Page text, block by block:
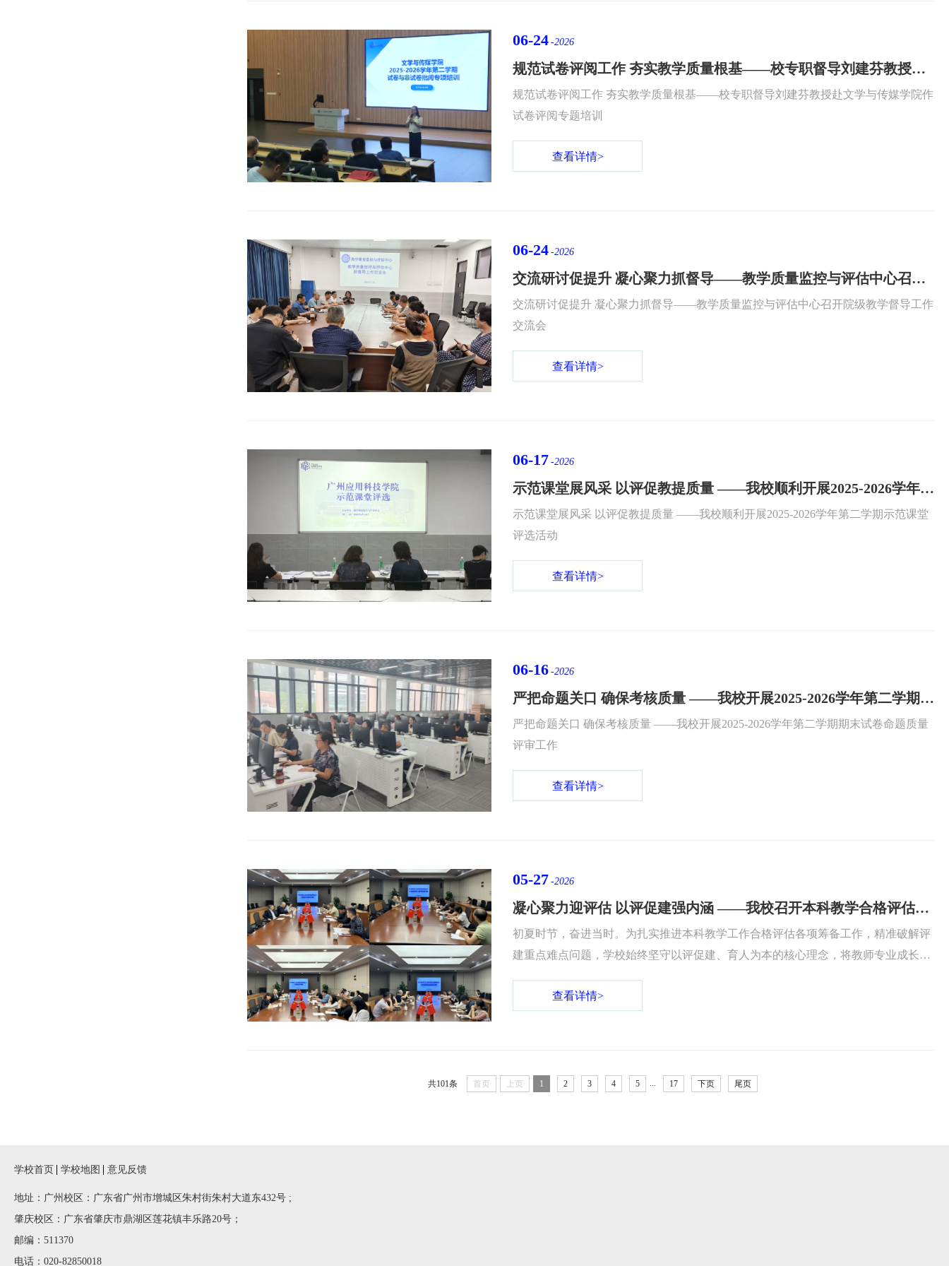
06-24 -2026
规范试卷评阅工作 夯实教学质量根基——校专职督导刘建芬教授赴文学与传媒学院作试卷评阅专题培训
规范试卷评阅工作 夯实教学质量根基——校专职督导刘建芬教授赴文学与传媒学院作
试卷评阅专题培训
查看详情>
06-24 -2026
交流研讨促提升 凝心聚力抓督导——教学质量监控与评估中心召开院级教学督导工作交流会
交流研讨促提升 凝心聚力抓督导——教学质量监控与评估中心召开院级教学督导工作
交流会
查看详情>
06-17 -2026
示范课堂展风采 以评促教提质量 ——我校顺利开展2025-2026学年第二学期示范课堂评选活动
示范课堂展风采 以评促教提质量 ——我校顺利开展2025-2026学年第二学期示范课堂
评选活动
查看详情>
06-16 -2026
严把命题关口 确保考核质量 ——我校开展2025-2026学年第二学期期末试卷命题质量评审工作
严把命题关口 确保考核质量 ——我校开展2025-2026学年第二学期期末试卷命题质量
评审工作
查看详情>
05-27 -2026
凝心聚力迎评估 以评促建强内涵 ——我校召开本科教学合格评估系列专题会议
初夏时节，奋进当时。为扎实推进本科教学工作合格评估各项筹备工作，精准破解评
建重点难点问题，学校始终坚守以评促建、育人为本的核心理念，将教师专业成长、
407会议室连续召开本科教学合格评估系列专题会议，会议涵盖产教融合、校园文化
查看详情>
共101条 首页 上页 1 2 3 4 5 17 下页 尾页
学校首页 学校地图 意见反馈
地址：广州校区：广东省广州市增城区朱村街朱村大道东432号 ;
肇庆校区：广东省肇庆市鼎湖区莲花镇丰乐路20号；
邮编：511370
电话：020-82850018